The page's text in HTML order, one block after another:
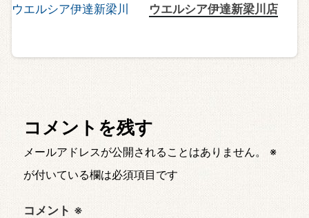
ウエルシア伊達新梁川店
コメントを残す
メールアドレスが公開されることはありません。
※
が付いている欄は必須項目です
コメント ※